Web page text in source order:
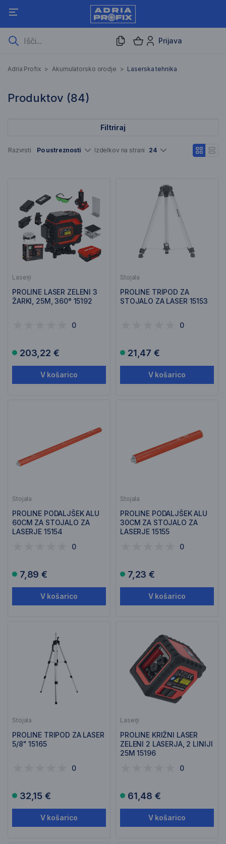
Prijava
Laserska tehnika
Adria Profix > Akumulatorsko orodje > Laserska tehnika
Produktov (84)
84 Rezultati iskanja
Filtriraj
Seznam artiklov
Razvrsti Po ustreznosti Izdelkov na strani 24
Laserji
PROLINE LASER ZELENI 3
ŽARKI, 25M, 360° 15192
0
203,22 €
V košarico
Stojala
PROLINE TRIPOD ZA
STOJALO ZA LASER 15153
0
21,47 €
V košarico
Stojala
PROLINE PODALJŠEK ALU
60CM ZA STOJALO ZA
LASERJE 15154
0
7,89 €
V košarico
Stojala
PROLINE PODALJŠEK ALU
30CM ZA STOJALO ZA
LASERJE 15155
0
7,23 €
V košarico
Stojala
PROLINE TRIPOD ZA LASER
5/8" 15165
0
32,15 €
V košarico
Laserji
PROLINE KRIŽNI LASER
ZELENI 2 LASERJA, 2 LINIJI
25M 15196
0
61,48 €
V košarico